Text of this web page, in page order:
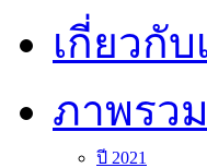
เกี่ยวกับ
ภาพรว
ปี 2021